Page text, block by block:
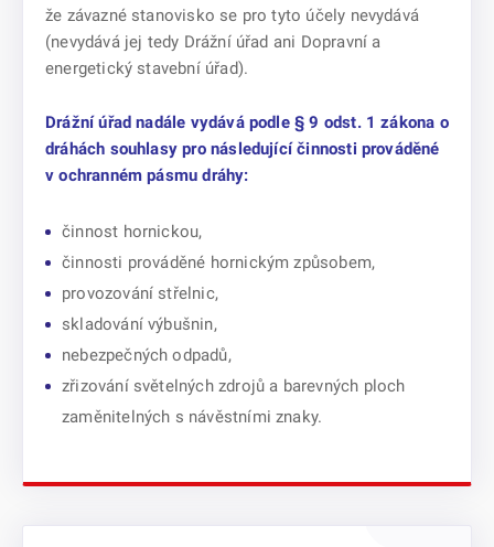
že závazné stanovisko se pro tyto účely nevydává
(nevydává jej tedy Drážní úřad ani Dopravní a
energetický stavební úřad).
Drážní úřad nadále vydává podle § 9 odst. 1 zákona o
dráhách souhlasy pro následující činnosti prováděné
v ochranném pásmu dráhy:
činnost hornickou,
činnosti prováděné hornickým způsobem,
provozování střelnic,
skladování výbušnin,
nebezpečných odpadů,
zřizování světelných zdrojů a barevných ploch
zaměnitelných s návěstními znaky.